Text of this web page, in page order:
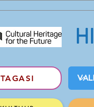
TAGASI